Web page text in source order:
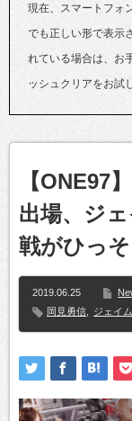
現在、スマートフォ
でも正しい形で表示
れている場合は、お
ッシュクリアをお試
【ONE97
出場、ジ
戦がひっ
2019.06.25
岡見勇信
ジェイ